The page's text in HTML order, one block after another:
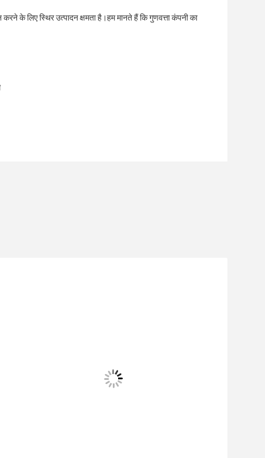
के लिए स्थिर उत्पादन क्षमता है।हम मानते हैं कि गुणवत्ता कंपनी का